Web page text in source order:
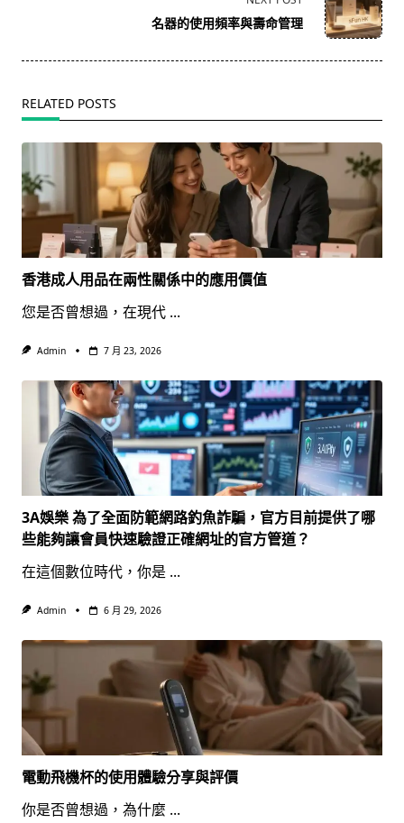
名器的使用頻率與壽命管理
RELATED POSTS
香港成人用品在兩性關係中的應用價值
您是否曾想過，在現代 ...
Admin 7 月 23, 2026
3A娛樂 為了全面防範網路釣魚詐騙，官方目前提供了哪
些能夠讓會員快速驗證正確網址的官方管道？
在這個數位時代，你是 ...
Admin 6 月 29, 2026
電動飛機杯的使用體驗分享與評價
你是否曾想過，為什麼 ...